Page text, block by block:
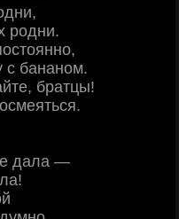
родни.
с бананом.
братцы!
дала —